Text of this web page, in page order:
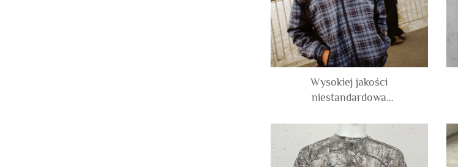
Wysokiej jakości
niestandardowa
przeciwdeszczowa z
nadrukiem w kratę,
patchwork, z nylonu i